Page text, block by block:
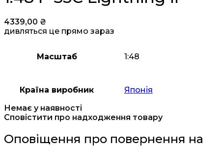
4339,00 ₴
дивляться це прямо зараз
Масштаб 1:48
Країна виробник
Японія
Немає у наявності
Сповістити про надходження товару
Оповіщення про повернення на